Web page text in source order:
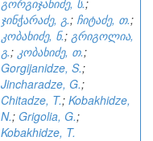
გორგიჯანიძე, ს.;
ჯინჭარაძე, გ.; ჩიტაძე, თ.;
კობახიძე, ნ.; გრიგოლია,
გ.; კობახიძე, თ.;
Gorgijanidze, S.;
Jincharadze, G.;
Chitadze, T.; Kobakhidze,
N.; Grigolia, G.;
Kobakhidze, T.